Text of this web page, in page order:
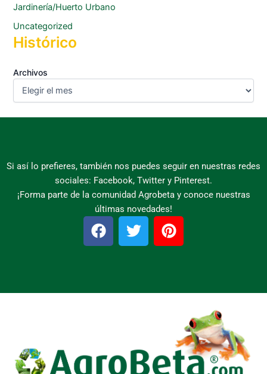
Jardinería/Huerto Urbano
Uncategorized
Histórico
Archivos
Si así lo prefieres, también nos puedes seguir en nuestras redes
sociales: Facebook, Twitter y Pinterest.
¡Forma parte de la comunidad Agrobeta y conoce nuestras
últimas novedades!
F
a
o
T
w
e
P
i
r